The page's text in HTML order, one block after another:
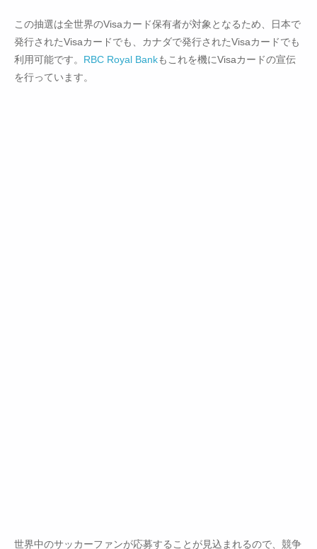
この抽選は全世界のVisaカード保有者が対象となるため、日本で
発行されたVisaカードでも、カナダで発行されたVisaカードでも
利用可能です。 RBC Royal Bankもこれを機にVisaカードの宣伝
を行っています。
世界中のサッカーファンが応募することが見込まれるので、競争